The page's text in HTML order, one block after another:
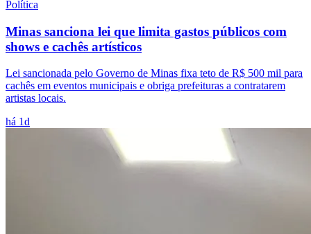
Política
Minas sanciona lei que limita gastos públicos com
shows e cachês artísticos
Lei sancionada pelo Governo de Minas fixa teto de R$ 500 mil para
cachês em eventos municipais e obriga prefeituras a contratarem
artistas locais.
há 1d